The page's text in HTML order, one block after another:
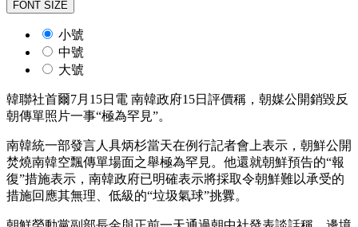
FONT SIZE
小號
中號
大號
韓聯社首爾7月15日電 南韓政府15日評價稱，朝媒公開銷毀反
朝傳單照片一事“極為罕見”。
南韓統一部發言人具炳杉當天在例行記者會上表示，朝鮮公開
焚燒南韓空飄傳單場面之舉極為罕見。他還就朝鮮預告的“報
復”措施表示，南韓政府已明確表示將採取令朝鮮難以承受的
措施回應其無理、低級的“垃圾氣球”挑釁。